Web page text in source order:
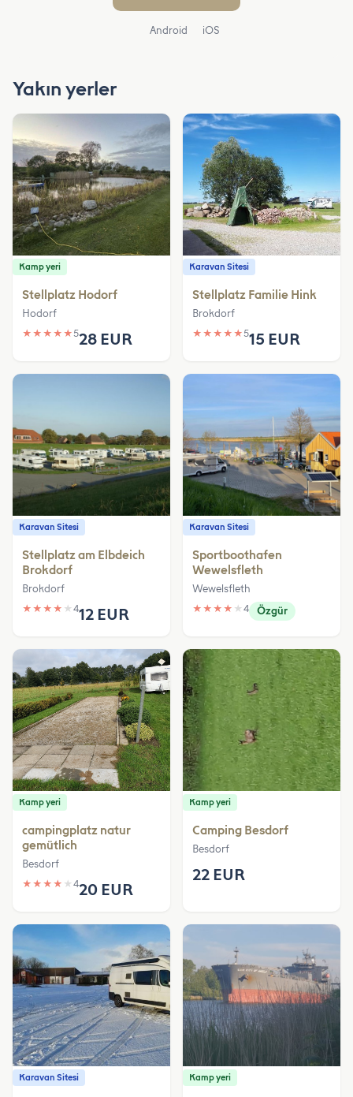
Android iOS
Yakın yerler
Kamp yeri
Stellplatz Hodorf
Hodorf
★ ★ ★ ★ ★528 EUR
Karavan Sitesi
Stellplatz Familie Hink
Brokdorf
★ ★ ★ ★ ★515 EUR
Karavan Sitesi
Stellplatz am Elbdeich
Brokdorf
Brokdorf
★ ★ ★ ★ ★ 412 EUR
Karavan Sitesi
Sportboothafen
Wewelsfleth
Wewelsfleth
★ ★ ★ ★ ★ 4 Özgür
Kamp yeri
campingplatz natur
gemütlich
Besdorf
★ ★ ★ ★ ★ 420 EUR
Kamp yeri
Camping Besdorf
Besdorf
22 EUR
Karavan Sitesi Kamp yeri